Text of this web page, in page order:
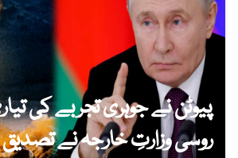
پیوٹن نے جوہری تجربے کی
روسی وزارتِ خارجہ نے